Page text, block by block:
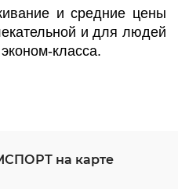
и средние цены
и для людей
класса.
на карте